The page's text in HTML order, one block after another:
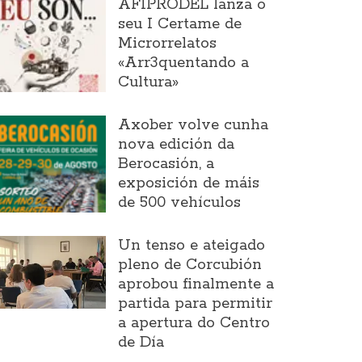
AFIPRODEL lanza o
seu I Certame de
Microrrelatos
«Arr3quentando a
Cultura»
Axober volve cunha
nova edición da
Berocasión, a
exposición de máis
de 500 vehículos
Un tenso e ateigado
pleno de Corcubión
aprobou finalmente a
partida para permitir
a apertura do Centro
de Día